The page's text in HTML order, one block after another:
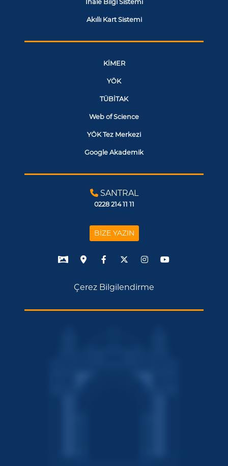
İhale Bilgi Sistemi
Akıllı Kart Sistemi
KİMER
YÖK
TÜBİTAK
Web of Science
YÖK Tez Merkezi
Google Akademik
SANTRAL
0228 214 11 11
BİZE YAZIN
Çerez Bilgilendirme